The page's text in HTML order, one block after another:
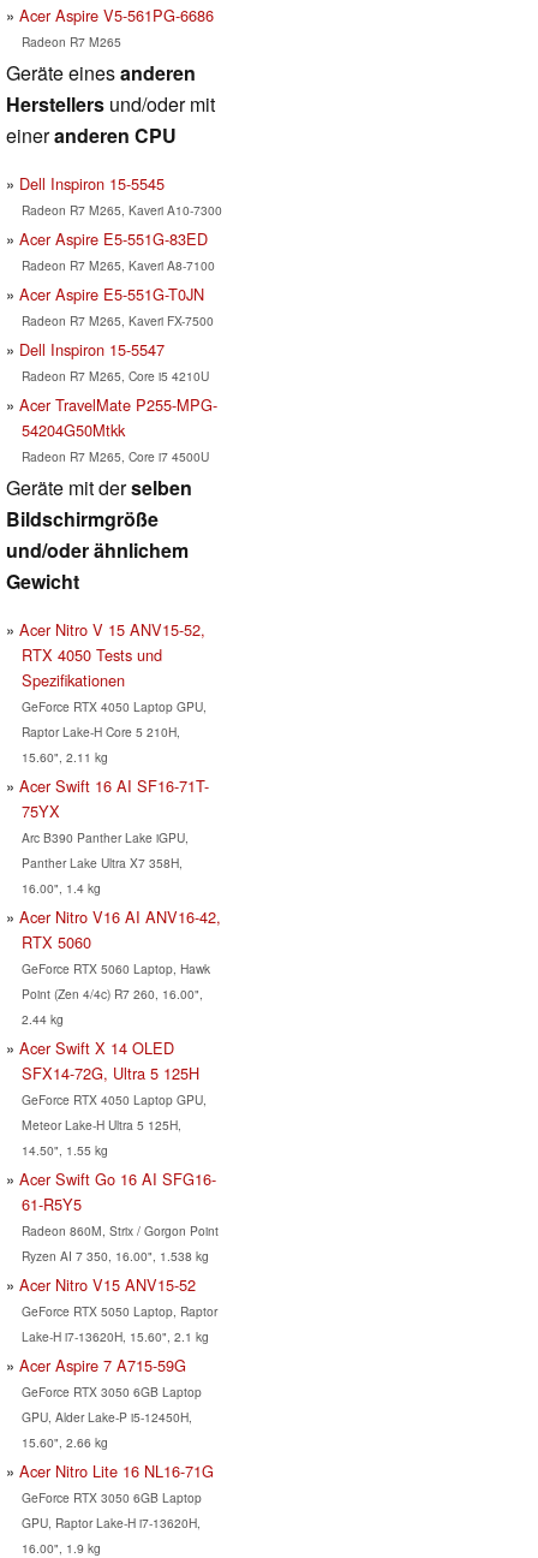
Acer Aspire V5-561PG-6686
Radeon R7 M265
Geräte einesanderen
Herstellers und/oder mit
eineranderen CPU
Dell Inspiron 15-5545
Radeon R7 M265, Kaveri A10-7300
Acer Aspire E5-551G-83ED
Radeon R7 M265, Kaveri A8-7100
Acer Aspire E5-551G-T0JN
Radeon R7 M265, Kaveri FX-7500
Dell Inspiron 15-5547
Radeon R7 M265, Core i5 4210U
Acer TravelMate P255-MPG-
54204G50Mtkk
Radeon R7 M265, Core i7 4500U
Geräte mit derselben
Bildschirmgröße
und/oder ähnlichem
Gewicht
Acer Nitro V 15 ANV15-52,
RTX 4050 Tests und
Spezifikationen
GeForce RTX 4050 Laptop GPU,
Raptor Lake-H Core 5 210H,
15.60", 2.11 kg
Acer Swift 16 AI SF16-71T-
75YX
Arc B390 Panther Lake iGPU,
Panther Lake Ultra X7 358H,
16.00", 1.4 kg
Acer Nitro V16 AI ANV16-42,
RTX 5060
GeForce RTX 5060 Laptop, Hawk
Point (Zen 4/4c) R7 260, 16.00",
2.44 kg
Acer Swift X 14 OLED
SFX14-72G, Ultra 5 125H
GeForce RTX 4050 Laptop GPU,
Meteor Lake-H Ultra 5 125H,
14.50", 1.55 kg
Acer Swift Go 16 AI SFG16-
61-R5Y5
Radeon 860M, Strix / Gorgon Point
Ryzen AI 7 350, 16.00", 1.538 kg
Acer Nitro V15 ANV15-52
GeForce RTX 5050 Laptop, Raptor
Lake-H i7-13620H, 15.60", 2.1 kg
Acer Aspire 7 A715-59G
GeForce RTX 3050 6GB Laptop
GPU, Alder Lake-P i5-12450H,
15.60", 2.66 kg
Acer Nitro Lite 16 NL16-71G
GeForce RTX 3050 6GB Laptop
GPU, Raptor Lake-H i7-13620H,
16.00", 1.9 kg